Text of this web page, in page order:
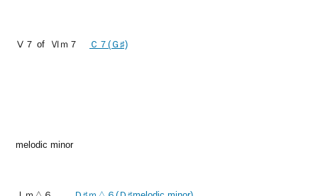
Ⅴ７ of Ⅵｍ７ Ｃ７(Ｇ♯)
melodic minor